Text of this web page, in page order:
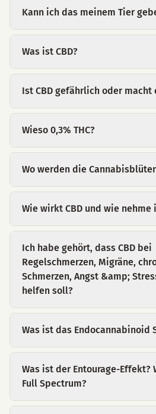
Kann ich das meinem Tier
Was ist CBD?
Ist CBD gefährlich oder macht
Wieso 0,3% THC?
Wo werden die
Wie wirkt CBD und wie nehme
Ich habe gehört, dass CBD bei
Regelschmerzen, Migräne,
Schmerzen, Angst &amp;
helfen soll?
Was ist das Endocannabinoid
Was ist der Entourage-Effekt?
Full Spectrum?